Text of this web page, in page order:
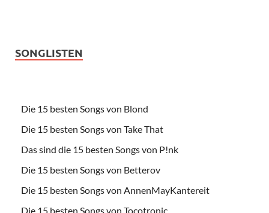
SONGLISTEN
Die 15 besten Songs von Blond
Die 15 besten Songs von Take That
Das sind die 15 besten Songs von P!nk
Die 15 besten Songs von Betterov
Die 15 besten Songs von AnnenMayKantereit
Die 15 besten Songs von Tocotronic